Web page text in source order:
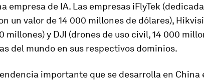
empresa de IA. Las empresas iFlyTek
un valor de 14 000 millones de dólares),
millones) y DJI (drones de uso civil, 14 000
del mundo en sus respectivos dominios.
importante que se desarrolla en China